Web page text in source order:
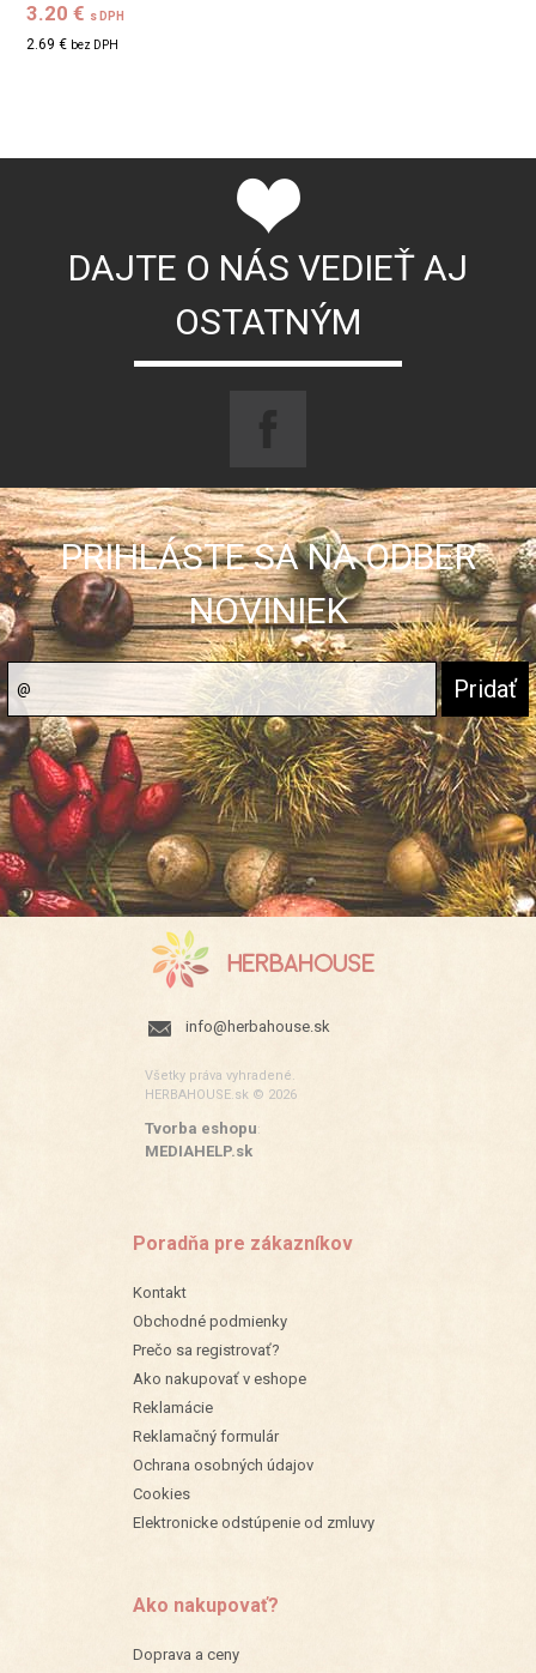
3.20 € s DPH
2.69 € bez DPH
DAJTE O NÁS VEDIEŤ AJ
OSTATNÝM
PRIHLÁSTE SA NA ODBER
NOVINIEK
info@herbahouse.sk
Všetky práva vyhradené.
HERBAHOUSE.sk © 2026
Tvorba eshopu:
MEDIAHELP.sk
Poradňa pre zákazníkov
Kontakt
Obchodné podmienky
Prečo sa registrovať?
Ako nakupovať v eshope
Reklamácie
Reklamačný formulár
Ochrana osobných údajov
Cookies
Elektronicke odstúpenie od zmluvy
Ako nakupovať?
Doprava a ceny